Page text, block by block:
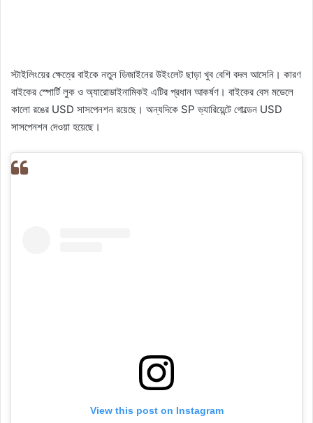
স্টাইলিংয়ের ক্ষেত্রে বাইকে নতুন ডিজাইনের উইংলেট ছাড়া খুব বেশি বদল আসেনি। কারণ
বাইকের স্পোর্টি লুক ও অ্যারোডাইনামিকই এটির প্রধান আকর্ষণ। বাইকের বেস মডেলে
কালো রঙের USD সাসপেনশন রয়েছে। অন্যদিকে SP ভ্যারিয়েন্টে গোল্ডেন USD
সাসপেনশন দেওয়া হয়েছে।
View this post on Instagram